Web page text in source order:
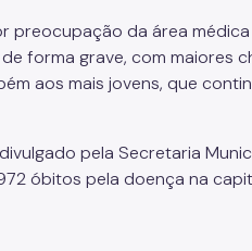
preocupação da área
forma grave, com maiores
aos mais jovens, que
divulgado pela Secretaria
óbitos pela doença na